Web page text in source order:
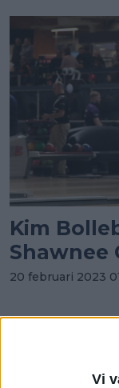
Vi
Kim
Shawnee
20 februari 2023